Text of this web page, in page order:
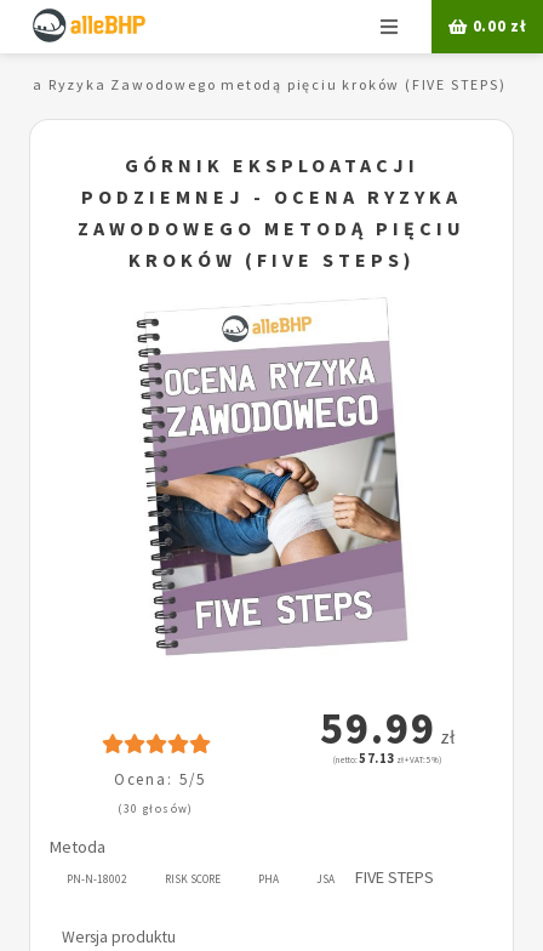
Menu 0.00 zł
Ryzyka Zawodowego metodą pięciu kroków (FIVE STEPS)
GÓRNIK EKSPLOATACJI
PODZIEMNEJ - OCENA RYZYKA
ZAWODOWEGO METODĄ PIĘCIU
KROKÓW (FIVE STEPS)
Ocena: 5/5
(30 głosów)
59.99 zł
(netto:57.13 zł + VAT: 5%)
Metoda
PN-N-18002 RISK SCORE PHA JSA FIVE STEPS
Wersja produktu